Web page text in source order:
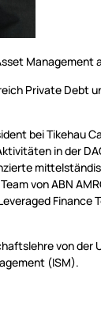
Private Debt
bei
in der
von ABN
Finance
von
(ISM).